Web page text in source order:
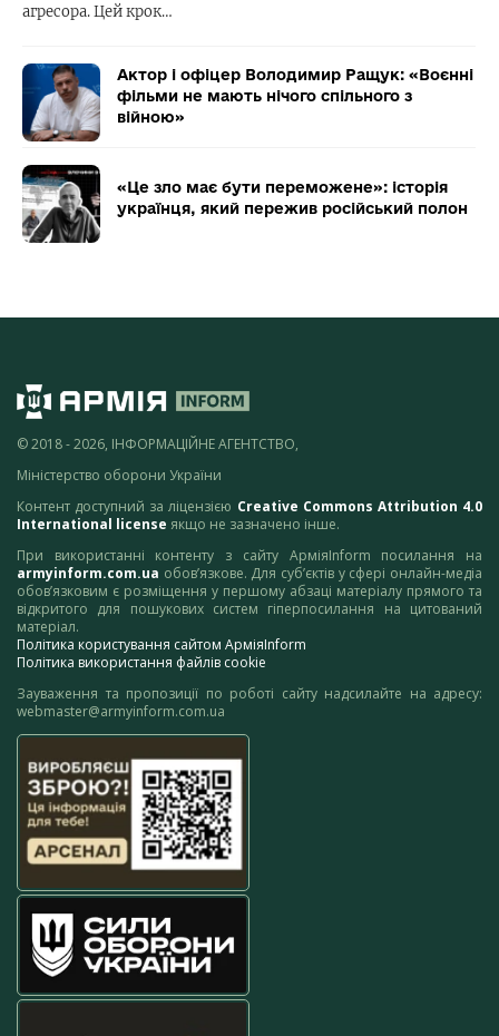
агресора. Цей крок…
Актор і офіцер Володимир Ращук: «Воєнні
фільми не мають нічого спільного з
війною»
«Це зло має бути переможене»: історія
українця, який пережив російський полон
© 2018 - 2026, ІНФОРМАЦІЙНЕ АГЕНТСТВО,
Міністерство оборони України
Контент доступний за ліцензією Creative Commons Attribution 4.0
International license якщо не зазначено інше.
При використанні контенту з сайту АрміяInform посилання на
armyinform.com.ua обов’язкове. Для суб’єктів у сфері онлайн-медіа
обов’язковим є розміщення у першому абзаці матеріалу прямого та
відкритого для пошукових систем гіперпосилання на цитований
матеріал.
Політика користування сайтом АрміяInform
Політика використання файлів cookie
Зауваження та пропозиції по роботі сайту надсилайте на адресу:
webmaster@armyinform.com.ua